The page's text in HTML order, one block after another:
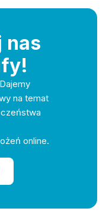
nas
na temat
online.